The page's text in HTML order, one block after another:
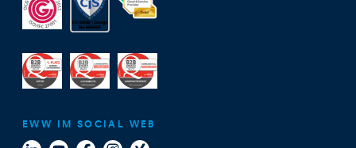
EWW IM SOCIAL WEB